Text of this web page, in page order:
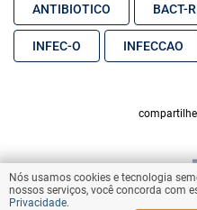
ANTIBIOTICO BACT-
INFEC-O INFECCAO
compartilhe
Nós usamos cookies e tecnologia
nossos serviços, você concorda com
Privacidade.